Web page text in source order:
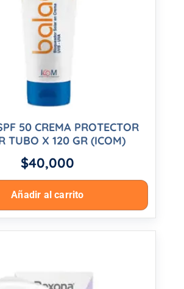
50 CREMA PROTECTOR
TUBO X 120 GR (ICOM)
$40,000
Añadir al carrito